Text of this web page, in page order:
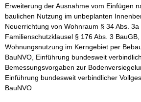
Erweiterung der Ausnahme vom Einfügen
baulichen Nutzung im unbeplanten
Neuerrichtung von Wohnraum § 34 Abs.
Familienschutzklausel § 176 Abs. 3
Wohnungsnutzung im Kerngebiet per
BauNVO, Einführung bundesweit
Bemessungsvorgaben zur
Einführung bundesweit verbindlicher
BauNVO